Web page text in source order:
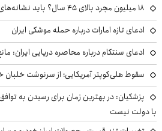
۱۸ میلیون مجرد بالای ۴۵ سال؟ باید نشانه‌های بحران اجتماعی را جدی گرفت
ادعای تازه امارات درباره حمله موشکی ایران
ادعای سنتکام درباره محاصره دریایی ایران: مانع بیش از
سقوط هلی‌کوپتر آمریکایی؛ از سرنوشت
پزشکیان‌: در بهترین زمان برای رسیدن به
با دولت نیست